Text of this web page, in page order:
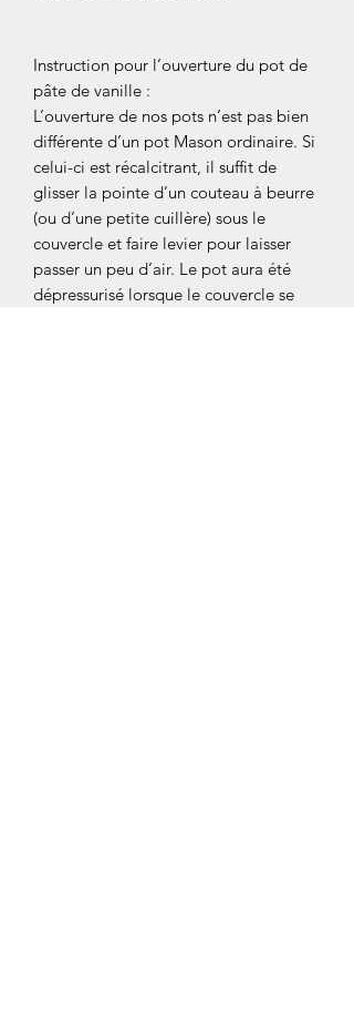
Instruction pour l’ouverture du pot de
pâte de vanille :
L’ouverture de nos pots n’est pas bien
différente d’un pot Mason ordinaire. Si
celui-ci est récalcitrant, il suffit de
glisser la pointe d’un couteau à beurre
(ou d’une petite cuillère) sous le
couvercle et faire levier pour laisser
passer un peu d’air. Le pot aura été
dépressurisé lorsque le couvercle se